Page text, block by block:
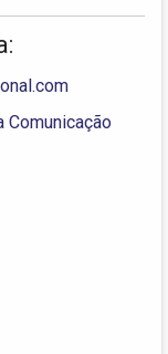
Comunicação